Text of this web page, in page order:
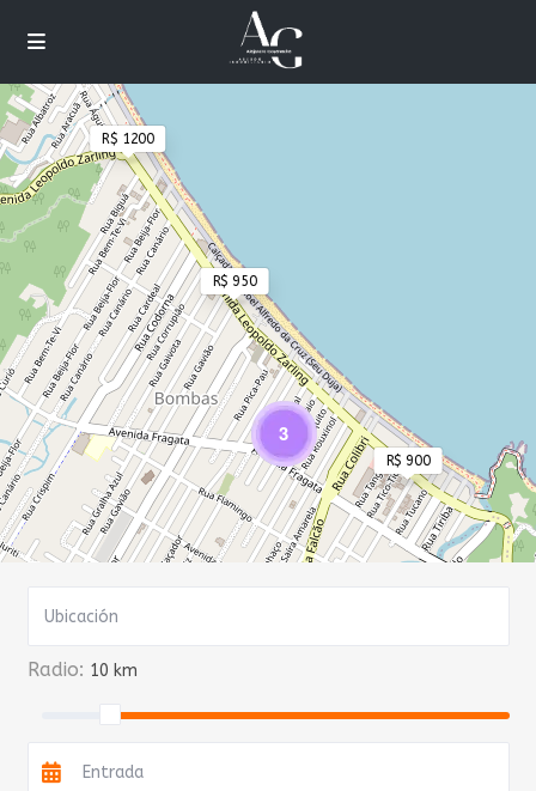
Cargando mapas
R$ 1200
R$ 900
R$ 950
3
Radio: 10 km